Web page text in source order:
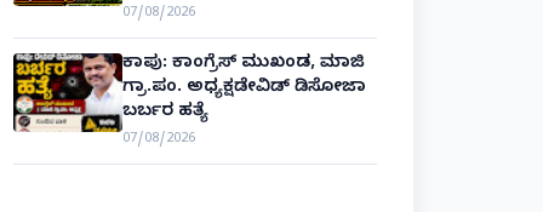
07/08/2026
ಕಾಪು: ಕಾಂಗ್ರೆಸ್ ಮುಖಂಡ, ಮಾಜಿ
ಗ್ರಾ.ಪಂ. ಅಧ್ಯಕ್ಷಡೇವಿಡ್ ಡಿಸೋಜಾ
ಬರ್ಬರ ಹತ್ಯೆ
07/08/2026